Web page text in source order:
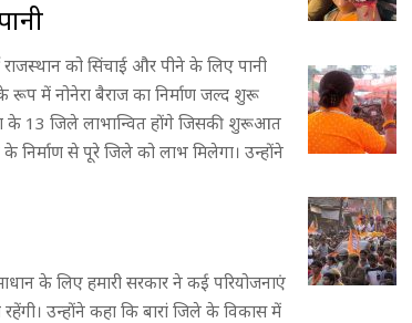
राजस्थान को सिंचाई और पीने के लिए पानी
रूप में नोनेरा बैराज का निर्माण जल्द शुरू
के 13 जिले लाभान्वित होंगे जिसकी शुरूआत
निर्माण से पूरे जिले को लाभ मिलेगा। उन्होंने
के लिए हमारी सरकार ने कई परियोजनाएं
उन्होंने कहा कि बारां जिले के विकास में